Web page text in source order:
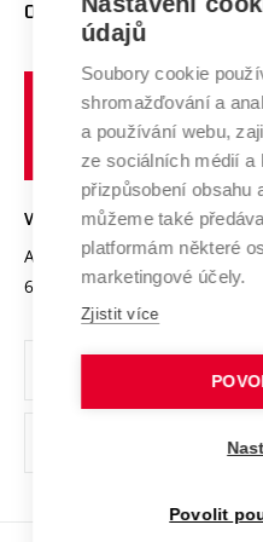
E-přihláška
Doktorské studium
Podpora podnikání
Systém zajišťování kvality
Výzkumné infrastruktury
Transfer znalostí
Open Science
Projekty
Projekty ze strukturálních
Specifický výzkum
Zahraniční spolupráce
Spolupráce se školami
Služby univerzity
Mezinárodní dohody
Univerzitní sítě
O UNIVERZITĚ
Profil univerzity
Udržitelná univerzita
Podnikavá univerzita /
Bezpečná univerzita
Vyznamenání
Organizační struktura
Ochrana osobních údajů
odkaz)
VYSOKÉ UČENÍ TECHNICKÉ V
Antonínská 548/1
602 00 Brno
údajů
Soubory cookie
shromažďování a
a používání webu,
ze sociálních médií a
přizpůsobení obsahu
můžeme také
platformám některé
marketingové účely.
Zjistit více
Povolit